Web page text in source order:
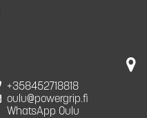
+358452718818
oulu@powergrip.fi
WhatsApp Oulu